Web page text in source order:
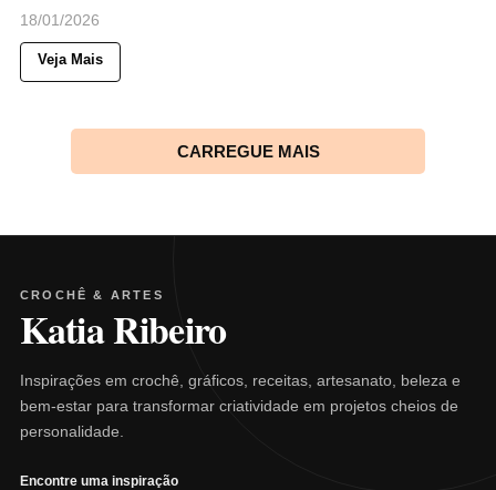
18/01/2026
Veja Mais
CARREGUE MAIS
CROCHÊ & ARTES
Katia Ribeiro
Inspirações em crochê, gráficos, receitas, artesanato, beleza e
bem-estar para transformar criatividade em projetos cheios de
personalidade.
Encontre uma inspiração